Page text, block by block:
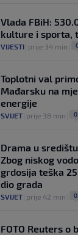
Vlada FBiH:
kulture i sporta,
VIJESTI prije 34 min
Toplotni val
Mađarsku na
energije
SVIJET prije 38 min 0
Drama u
Zbog niskog
grdosija teška
dio grada
SVIJET prije 42 min 0
FOTO Reuters o